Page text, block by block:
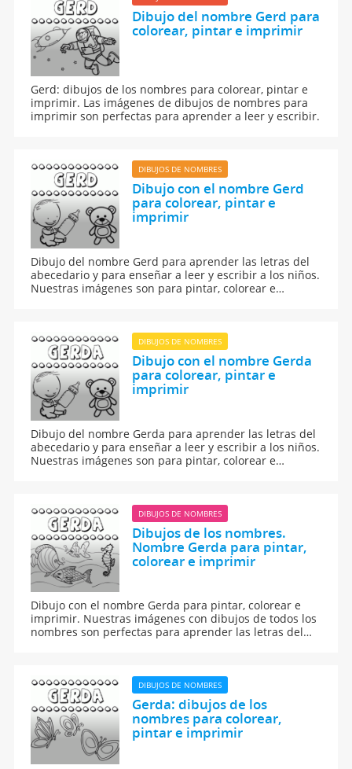
Dibujo del nombre Gerd para
colorear, pintar e imprimir
Gerd: dibujos de los nombres para colorear, pintar e
imprimir. Las imágenes de dibujos de nombres para
imprimir son perfectas para aprender a leer y escribir.
DIBUJOS DE NOMBRES
Dibujo con el nombre Gerd
para colorear, pintar e
imprimir
Dibujo del nombre Gerd para aprender las letras del
abecedario y para enseñar a leer y escribir a los niños.
Nuestras imágenes son para pintar, colorear e
DIBUJOS DE NOMBRES
Dibujo con el nombre Gerda
para colorear, pintar e
imprimir
Dibujo del nombre Gerda para aprender las letras del
abecedario y para enseñar a leer y escribir a los niños.
Nuestras imágenes son para pintar, colorear e
DIBUJOS DE NOMBRES
Dibujos de los nombres.
Nombre Gerda para pintar,
colorear e imprimir
Dibujo con el nombre Gerda para pintar, colorear e
imprimir. Nuestras imágenes con dibujos de todos los
nombres son perfectas para aprender las letras del
DIBUJOS DE NOMBRES
Gerda: dibujos de los
nombres para colorear,
pintar e imprimir